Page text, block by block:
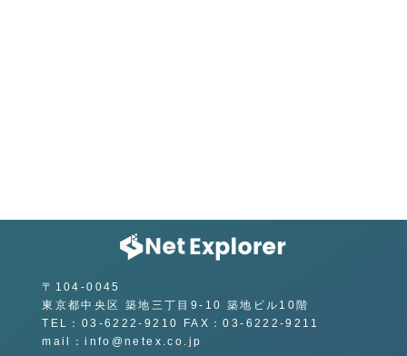
〒104-0045
東京都中央区 築地三丁目9-10 築地ビル10階
TEL：03-6222-9210 FAX：03-6222-9211
mail：info@netex.co.jp